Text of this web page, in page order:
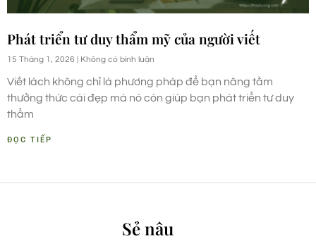
Phát triển tư duy thẩm mỹ của người viết
15 Tháng 1, 2026 Không có bình luận
Viết lách không chỉ là phương pháp để bạn nâng tầm
thưởng thức cái đẹp mà nó còn giúp bạn phát triển tư duy
thẩm
ĐỌC TIẾP
Sẻ nâu